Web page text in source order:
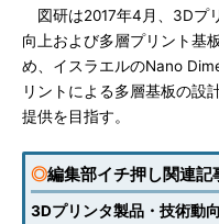
図研は2017年4月、3Dプ
向上および多層プリント基
め、イスラエルのNano
リントによる多層基板の設
提供を目指す。
◎編集部イチ押し関連記
3Dプリンタ製品・技術動向